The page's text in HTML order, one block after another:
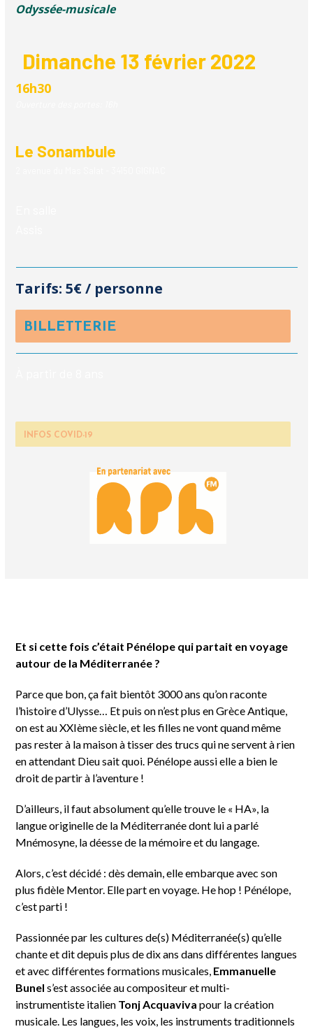
Odyssée-musicale
Dimanche 13 février 2022
16h30
Le Sonambule
Tarifs: 5€ / personne
BILLETTERIE
INFOS COVID-19
Et si cette fois c’était Pénélope qui partait en voyage
autour de la Méditerranée ?
Parce que bon, ça fait bientôt 3000 ans qu’on raconte
l’histoire d’Ulysse… Et puis on n’est plus en Grèce Antique,
on est au XXIème siècle, et les filles ne vont quand même
pas rester à la maison à tisser des trucs qui ne servent à rien
en attendant Dieu sait quoi. Pénélope aussi elle a bien le
droit de partir à l’aventure !
D’ailleurs, il faut absolument qu’elle trouve le « HA», la
langue originelle de la Méditerranée dont lui a parlé
Mnémosyne, la déesse de la mémoire et du langage.
Alors, c’est décidé : dès demain, elle embarque avec son
plus fidèle Mentor. Elle part en voyage. He hop ! Pénélope,
c’est parti !
Passionnée par les cultures de(s) Méditerranée(s) qu’elle
chante et dit depuis plus de dix ans dans différentes langues
et avec différentes formations musicales, Emmanuelle
Bunel s’est associée au compositeur et multi-
instrumentiste italien Tonj Acquaviva pour la création
musicale. Les langues, les voix, les instruments traditionnels